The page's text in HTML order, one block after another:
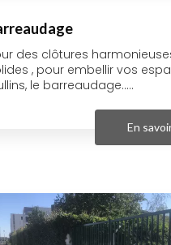
des clôtures
, pour embellir vos
le barreaudage.....
En